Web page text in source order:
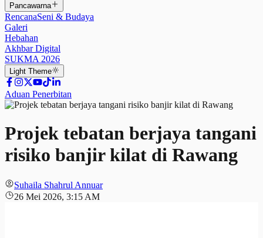
Pancawarna
RencanaSeni & Budaya
Galeri
Hebahan
Akhbar Digital
SUKMA 2026
Light Theme
Aduan Penerbitan
Projek tebatan berjaya tangani
risiko banjir kilat di Rawang
Suhaila Shahrul Annuar
26 Mei 2026, 3:15 AM